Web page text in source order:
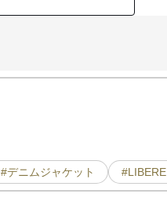
#デニムジャケット #LIBERE